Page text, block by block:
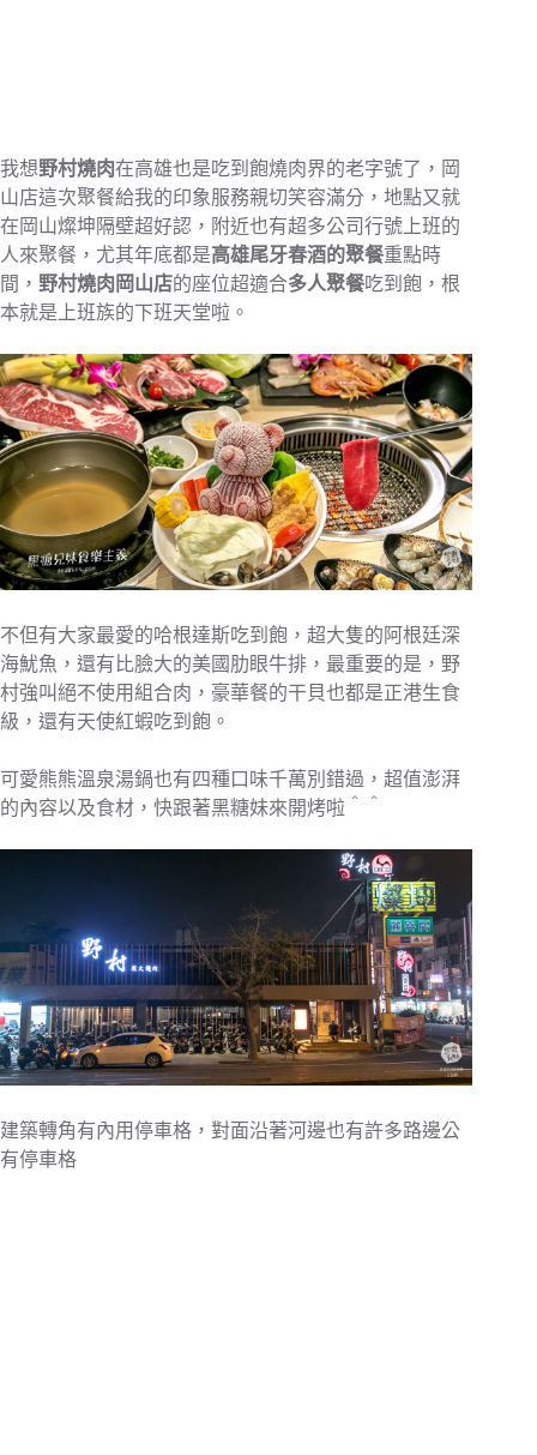
我想野村燒肉在高雄也是吃到飽燒肉界的老字號了，岡
山店這次聚餐給我的印象服務親切笑容滿分，地點又就
在岡山燦坤隔壁超好認，附近也有超多公司行號上班的
人來聚餐，尤其年底都是高雄尾牙春酒的聚餐重點時
間， 野村燒肉岡山店的座位超適合多人聚餐吃到飽，根
本就是上班族的下班天堂啦。
不但有大家最愛的哈根達斯吃到飽，超大隻的阿根廷深
海魷魚，還有比臉大的美國肋眼牛排，最重要的是，野
村強叫絕不使用組合肉，豪華餐的干貝也都是正港生食
級，還有天使紅蝦吃到飽。
可愛熊熊溫泉湯鍋也有四種口味千萬別錯過，超值澎湃
的內容以及食材，快跟著黑糖妹來開烤啦＾＾
建築轉角有內用停車格，對面沿著河邊也有許多路邊公
有停車格